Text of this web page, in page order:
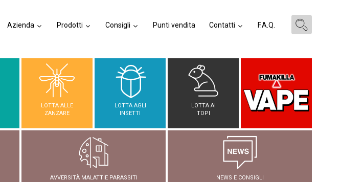
Azienda Prodotti Consigli Punti vendita Contatti F.A.Q.
LOTTA ALLE
ZANZARE
LOTTA AGLI
INSETTI
LOTTA AI
TOPI
AVVERSITÀ MALATTIE PARASSITI NEWS E CONSIGLI